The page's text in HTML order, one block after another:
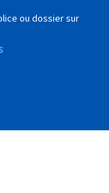
ou dossier sur